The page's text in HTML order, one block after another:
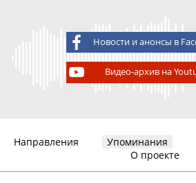
Новости и анонсы в
Видео-архив на
Направления Упоминания
О проекте